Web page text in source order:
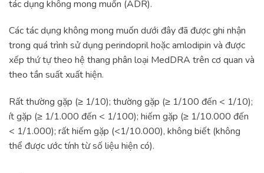
tác dụng không mong muốn (ADR).
Các tác dụng không mong muốn dưới đây đã được ghi nhận
trong quá trình sử dụng perindopril hoặc amlodipin và được
xếp thứ tự theo hệ thang phân loại MedDRA trên cơ quan và
theo tần suất xuất hiện.
Rất thường gặp (≥ 1/10); thường gặp (≥ 1/100 đến < 1/10);
ít gặp (≥ 1/1.000 đến < 1/100); hiếm gặp (≥ 1/10.000 đến
< 1/1.000); rất hiếm gặp (<1/10.000), không biết (không
thể được ước tính từ số liệu hiện có).